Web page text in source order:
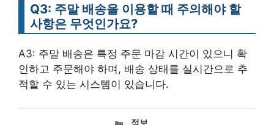
Q3: 주말 배송을 이용할 때 주의해야 할
사항은 무엇인가요?
A3: 주말 배송은 특정 주문 마감 시간이 있으니 확
인하고 주문해야 하며, 배송 상태를 실시간으로 추
적할 수 있는 시스템이 있습니다.
카정보